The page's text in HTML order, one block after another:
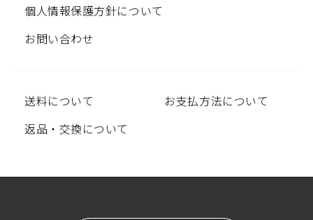
個人情報保護方針について
お問い合わせ
送料について
お支払方法について
返品・交換について